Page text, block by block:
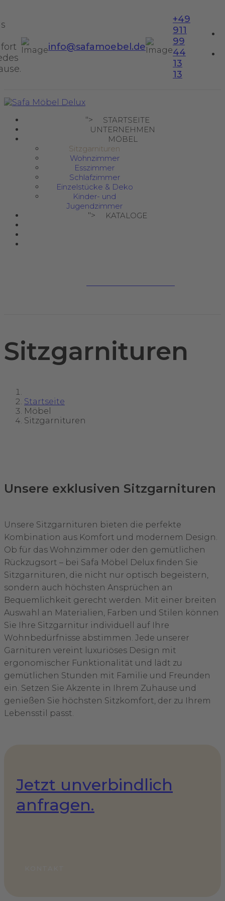
info@safamoebel.de
+49
911
99
44
13
13
">
STARTSEITE
UNTERNEHMEN
MÖBEL
Sitzgarnituren
Wohnzimmer
Esszimmer
Schlafzimmer
Einzelstücke & Deko
Kinder- und
Jugendzimmer
">
KATALOGE
Sitzgarnituren
Startseite
Möbel
Sitzgarnituren
Unsere exklusiven Sitzgarnituren
Unsere Sitzgarnituren bieten die perfekte
Kombination aus Komfort und modernem Design.
Ob für das Wohnzimmer oder den gemütlichen
Rückzugsort – bei Safa Möbel Delux finden Sie
Sitzgarnituren, die nicht nur optisch begeistern,
sondern auch höchsten Ansprüchen an
Bequemlichkeit gerecht werden. Mit einer breiten
Auswahl an Materialien, Farben und Stilen können
Sie Ihre Sitzgarnitur individuell auf Ihre
Wohnbedürfnisse abstimmen. Jede unserer
Garnituren vereint luxuriöses Design mit
ergonomischer Funktionalität und lädt zu
gemütlichen Stunden mit Familie und Freunden
ein. Setzen Sie Akzente in Ihrem Zuhause und
genießen Sie höchsten Sitzkomfort, der zu Ihrem
Lebensstil passt.
Jetzt unverbindlich
anfragen.